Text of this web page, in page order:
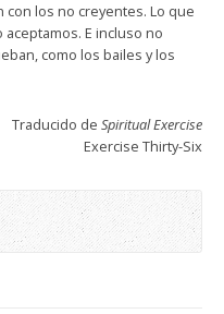
los no creyentes. Lo que
E incluso no
como los bailes y los
Traducido de Spiritual Exercise
Exercise Thirty-Six